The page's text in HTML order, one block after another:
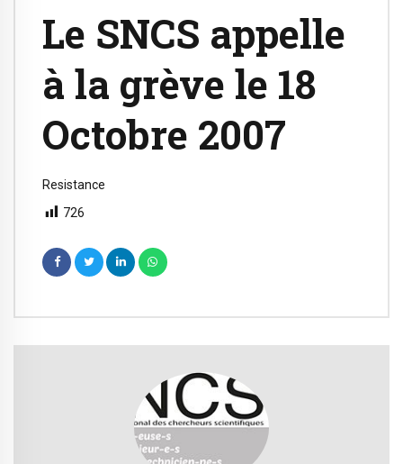
Le SNCS appelle
à la grève le 18
Octobre 2007
Resistance
726